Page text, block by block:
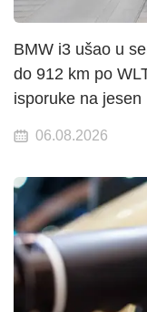
BMW i3 ušao u
do 912 km po
isporuke na jesen
06.08.2026